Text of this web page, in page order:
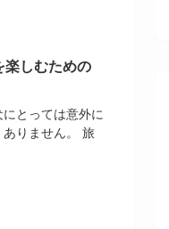
楽しむための
とっては意外に
りません。 旅